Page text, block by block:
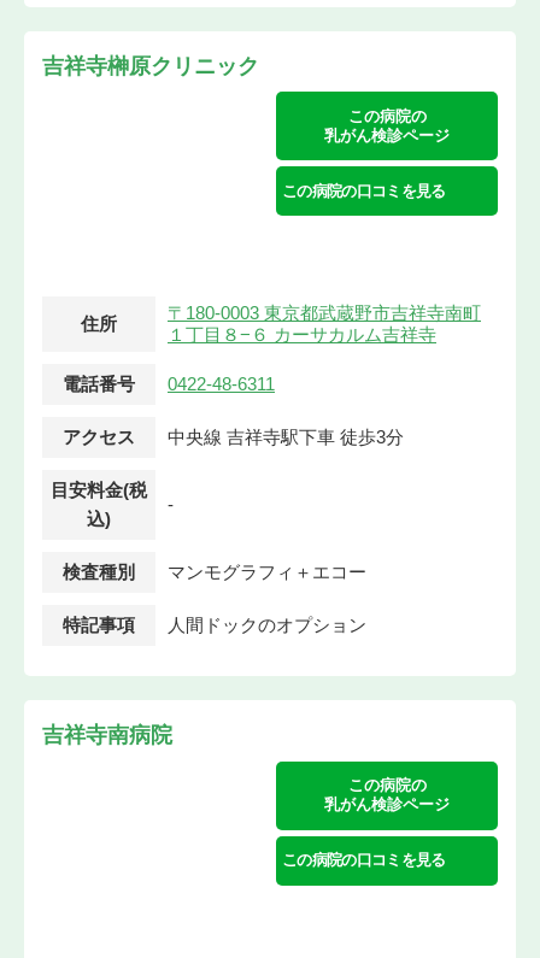
吉祥寺榊原クリニック
この病院の
乳がん検診ページ
この病院の口コミを見る
住所
〒180-0003 東京都武蔵野市吉祥寺南町
１丁目８−６ カーサカルム吉祥寺
電話番号 0422-48-6311
アクセス 中央線 吉祥寺駅下車 徒歩3分
目安料金(税
込)
-
検査種別 マンモグラフィ＋エコー
特記事項 人間ドックのオプション
吉祥寺南病院
この病院の
乳がん検診ページ
この病院の口コミを見る